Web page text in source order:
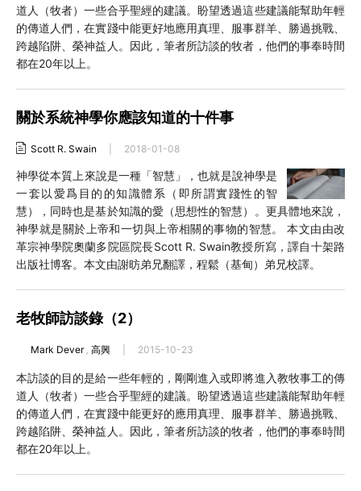
道人（牧者）一些合乎聖經的建議。盼望透過這些建議能幫助年輕
的傳道人們，在實踐中能更好地應用真理、服事群羊、勝過挑戰、
跨越陷阱、榮神益人。因此，筆者所訪談的牧者，他們的事奉時間
都在20年以上。
關於系統神學你應該知道的十件事
Scott R. Swain 2018-01-08
神學從本質上來說是一種「智慧」，也就是說神學是
一套以愛爲目的的知識體系（即所謂實踐性的智
慧），同時也是基於知識的愛（思想性的智慧）。更具體地來說，
神學就是關於上帝和一切與上帝相關的事物的智慧。 本文由由改
革宗神學院奧蘭多院區院長Scott R. Swain教授所寫，譯自十架路
出版社博客。本文由謝昉弟兄翻譯，程鬆（基甸）弟兄校譯。
老牧師訪談錄（2）
Mark Dever , 高興 2015-10-23
本訪談的目的是給一些年輕的，剛剛進入或即將進入教牧事工的傳
道人（牧者）一些合乎聖經的建議。盼望透過這些建議能幫助年輕
的傳道人們，在實踐中能更好的應用真理、服事群羊、勝過挑戰、
跨越陷阱、榮神益人。因此，筆者所訪談的牧者，他們的事奉時間
都在20年以上。